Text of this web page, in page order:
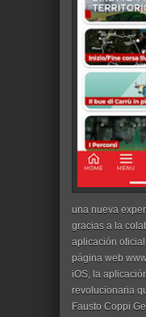
una nueva
gracias a la
aplicación
página web
iOS, la
revolucionaria
Fausto Coppi